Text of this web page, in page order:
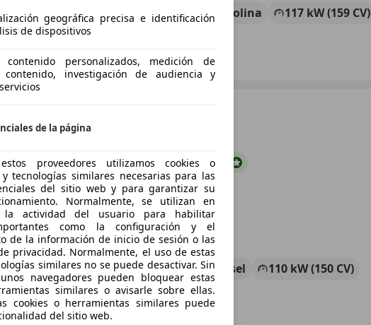
07/2018 70.717 km Gasolina
117 kW (159 CV)
II
150
€ 16.490 Súperoferta
04/2018 67.900 km Diésel
110 kW (150 CV)
geográfica precisa e identificación
de dispositivos
personalizados, medición de
investigación de audiencia y
de la página
proveedores utilizamos cookies o
tecnologías similares necesarias para las
del sitio web y para garantizar su
Normalmente, se utilizan en
la actividad del usuario para habilitar
como la configuración y el
de la información de inicio de sesión o las
privacidad. Normalmente, el uso de estas
similares no se puede desactivar. Sin
navegadores pueden bloquear estas
similares o avisarle sobre ellas.
cookies o herramientas similares puede
del sitio web.